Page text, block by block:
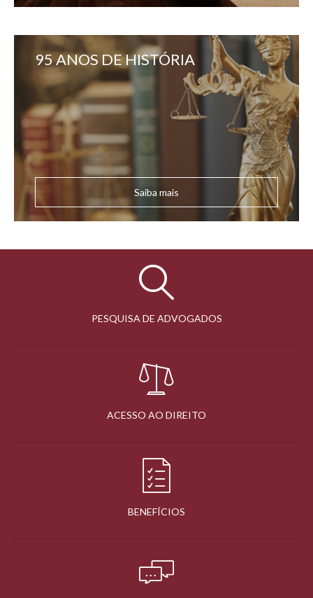
95 ANOS DE HISTÓRIA
Saiba mais
PESQUISA DE ADVOGADOS
ACESSO AO DIREITO
BENEFÍCIOS